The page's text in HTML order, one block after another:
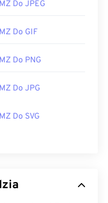
Do JPEG
Do GIF
Do PNG
Do JPG
Do SVG